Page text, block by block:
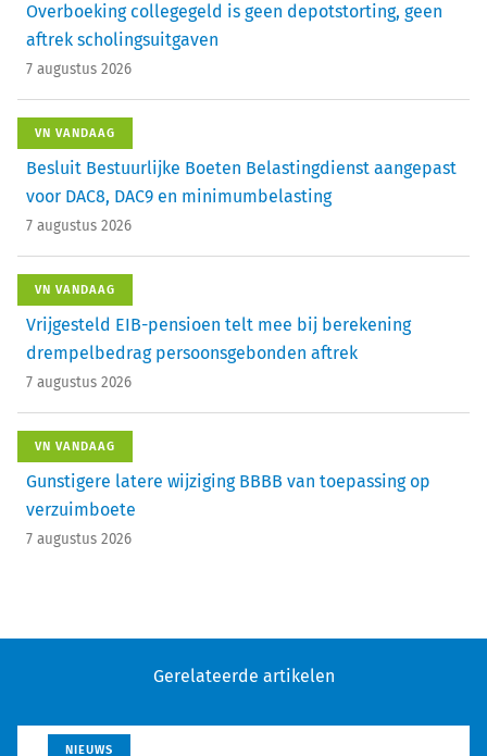
Overboeking collegegeld is geen depotstorting, geen
aftrek scholingsuitgaven
7 augustus 2026
VN VANDAAG
Besluit Bestuurlijke Boeten Belastingdienst aangepast
voor DAC8, DAC9 en minimumbelasting
7 augustus 2026
VN VANDAAG
Vrijgesteld EIB-pensioen telt mee bij berekening
drempelbedrag persoonsgebonden aftrek
7 augustus 2026
VN VANDAAG
Gunstigere latere wijziging BBBB van toepassing op
verzuimboete
7 augustus 2026
Gerelateerde artikelen
NIEUWS